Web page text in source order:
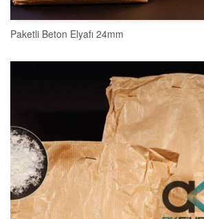
SEPETE EKLE
Paketli Beton Elyafı 24mm